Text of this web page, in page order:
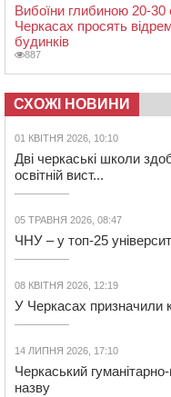
Вибоїни глибиною 20-
Черкасах просять
будинків
887
СХОЖІ НОВИНИ
01 КВІТНЯ 2026, 10:10
Дві черкаські школи
освітній вист...
05 ТРАВНЯ 2026, 08:47
ЧНУ – у топ-25
08 КВІТНЯ 2026, 12:19
У Черкасах призначили
14 ЛИПНЯ 2026, 17:10
Черкаський
назву